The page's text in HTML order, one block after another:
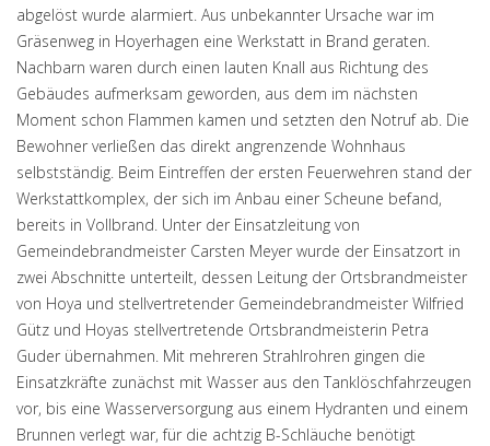
abgelöst wurde alarmiert. Aus unbekannter Ursache war im
Gräsenweg in Hoyerhagen eine Werkstatt in Brand geraten.
Nachbarn waren durch einen lauten Knall aus Richtung des
Gebäudes aufmerksam geworden, aus dem im nächsten
Moment schon Flammen kamen und setzten den Notruf ab. Die
Bewohner verließen das direkt angrenzende Wohnhaus
selbstständig. Beim Eintreffen der ersten Feuerwehren stand der
Werkstattkomplex, der sich im Anbau einer Scheune befand,
bereits in Vollbrand. Unter der Einsatzleitung von
Gemeindebrandmeister Carsten Meyer wurde der Einsatzort in
zwei Abschnitte unterteilt, dessen Leitung der Ortsbrandmeister
von Hoya und stellvertretender Gemeindebrandmeister Wilfried
Gütz und Hoyas stellvertretende Ortsbrandmeisterin Petra
Guder übernahmen. Mit mehreren Strahlrohren gingen die
Einsatzkräfte zunächst mit Wasser aus den Tanklöschfahrzeugen
vor, bis eine Wasserversorgung aus einem Hydranten und einem
Brunnen verlegt war, für die achtzig B-Schläuche benötigt